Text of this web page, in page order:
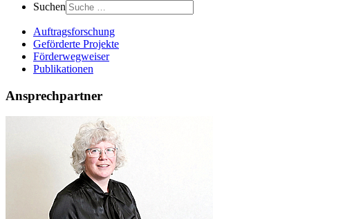
Suchen
Auftragsforschung
Geförderte Projekte
Förderwegweiser
Publikationen
Ansprechpartner